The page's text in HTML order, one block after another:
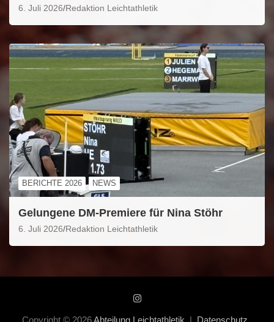
6. Juli 2026 Redaktion Leichtathletik
BERICHTE 2026 NEWS
Gelungene DM-Premiere für Nina Stöhr
6. Juli 2026 Redaktion Leichtathletik